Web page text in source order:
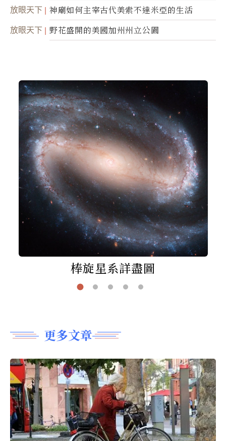
放眼天下 神廟如何主宰古代美索不達米亞的生活
放眼天下 野花盛開的美國加州州立公園
棒旋星系詳盡圖
更多文章